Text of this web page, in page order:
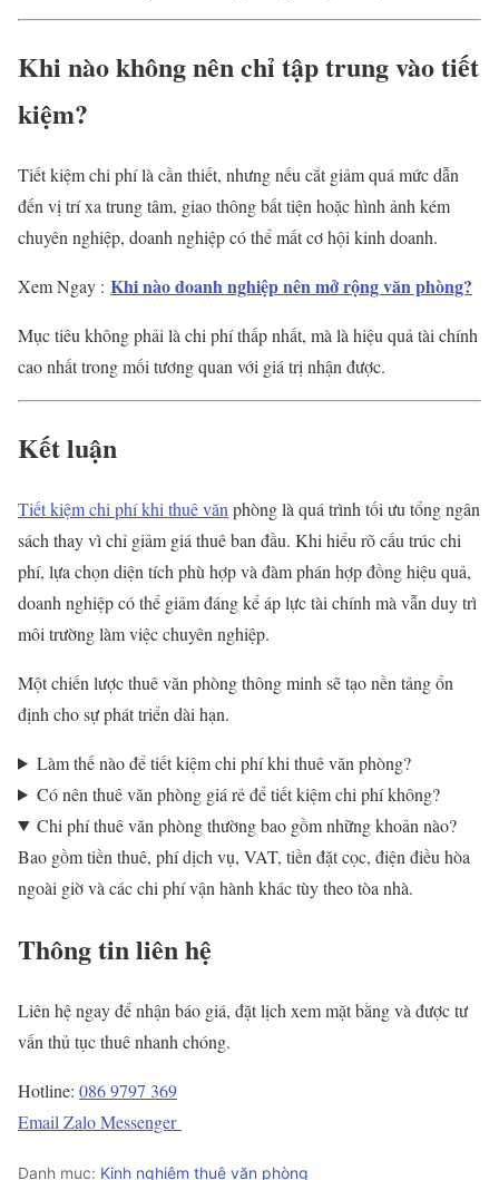
Khi nào không nên chỉ tập trung vào tiết
kiệm?
Tiết kiệm chi phí là cần thiết, nhưng nếu cắt giảm quá mức dẫn
đến vị trí xa trung tâm, giao thông bất tiện hoặc hình ảnh kém
chuyên nghiệp, doanh nghiệp có thể mất cơ hội kinh doanh.
Xem Ngay : Khi nào doanh nghiệp nên mở rộng văn phòng?
Mục tiêu không phải là chi phí thấp nhất, mà là hiệu quả tài chính
cao nhất trong mối tương quan với giá trị nhận được.
Kết luận
Tiết kiệm chi phí khi thuê văn phòng là quá trình tối ưu tổng ngân
sách thay vì chỉ giảm giá thuê ban đầu. Khi hiểu rõ cấu trúc chi
phí, lựa chọn diện tích phù hợp và đàm phán hợp đồng hiệu quả,
doanh nghiệp có thể giảm đáng kể áp lực tài chính mà vẫn duy trì
môi trường làm việc chuyên nghiệp.
Một chiến lược thuê văn phòng thông minh sẽ tạo nền tảng ổn
định cho sự phát triển dài hạn.
Làm thế nào để tiết kiệm chi phí khi thuê văn phòng?
Có nên thuê văn phòng giá rẻ để tiết kiệm chi phí không?
Chi phí thuê văn phòng thường bao gồm những khoản nào?
Bao gồm tiền thuê, phí dịch vụ, VAT, tiền đặt cọc, điện điều hòa
ngoài giờ và các chi phí vận hành khác tùy theo tòa nhà.
Thông tin liên hệ
Liên hệ ngay để nhận báo giá, đặt lịch xem mặt bằng và được tư
vấn thủ tục thuê nhanh chóng.
Hotline: 086 9797 369
Email ZaloMessenger
Danh mục: Kinh nghiệm thuê văn phòng